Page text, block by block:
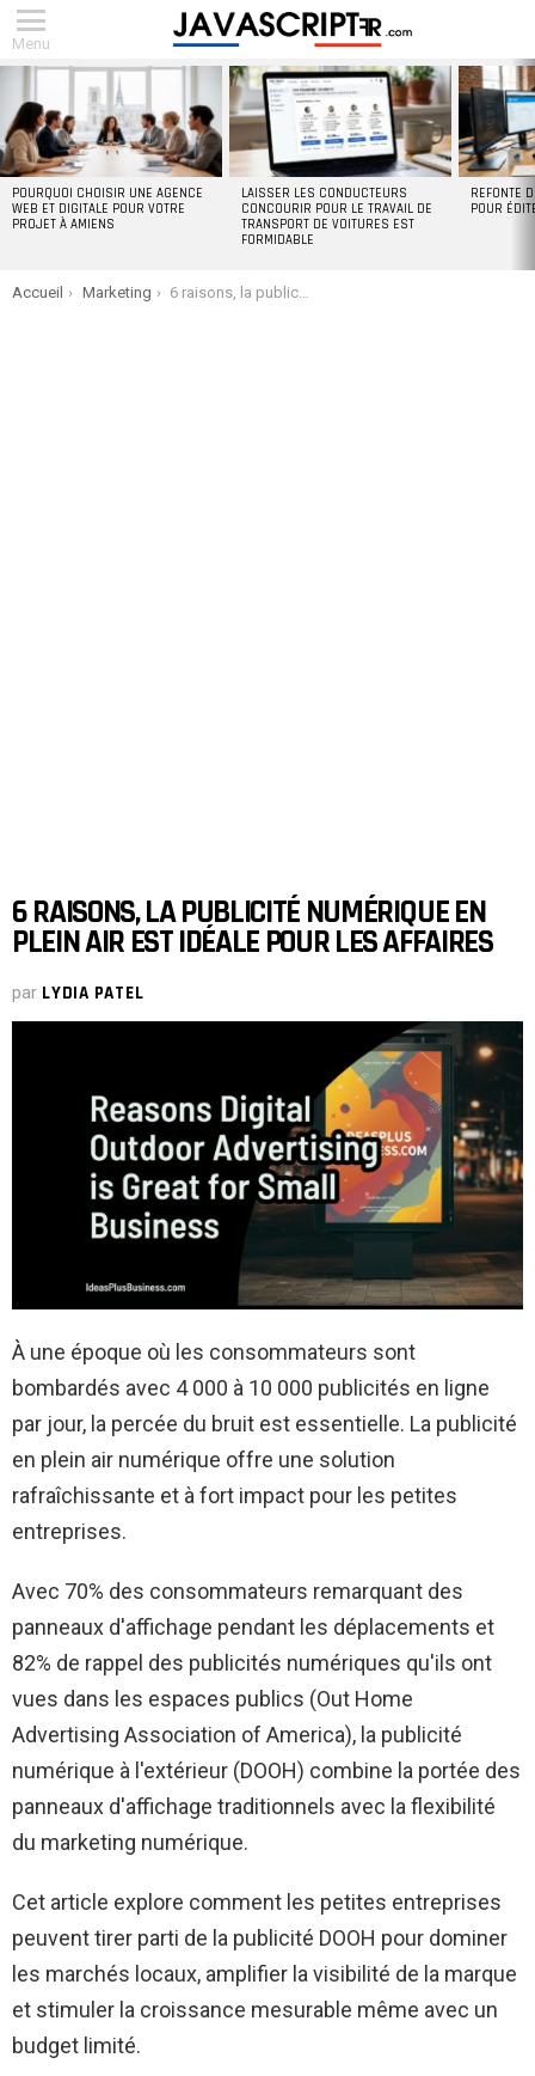
Menu
POURQUOI CHOISIR UNE AGENCE
WEB ET DIGITALE POUR VOTRE
PROJET À AMIENS
LAISSER LES CONDUCTEURS
CONCOURIR POUR LE TRAVAIL DE
TRANSPORT DE VOITURES EST
FORMIDABLE
REFONTE
POUR
You are here:
Accueil Marketing 6 raisons, la publicité numérique en plein air est idéale pour les affaires
6 RAISONS, LA PUBLICITÉ NUMÉRIQUE EN
PLEIN AIR EST IDÉALE POUR LES AFFAIRES
par LYDIA PATEL
À une époque où les consommateurs sont
bombardés avec 4 000 à 10 000 publicités en ligne
par jour, la percée du bruit est essentielle. La publicité
en plein air numérique offre une solution
rafraîchissante et à fort impact pour les petites
entreprises.
Avec 70% des consommateurs remarquant des
panneaux d'affichage pendant les déplacements et
82% de rappel des publicités numériques qu'ils ont
vues dans les espaces publics (Out Home
Advertising Association of America), la publicité
numérique à l'extérieur (DOOH) combine la portée des
panneaux d'affichage traditionnels avec la flexibilité
du marketing numérique.
Cet article explore comment les petites entreprises
peuvent tirer parti de la publicité DOOH pour dominer
les marchés locaux, amplifier la visibilité de la marque
et stimuler la croissance mesurable même avec un
budget limité.